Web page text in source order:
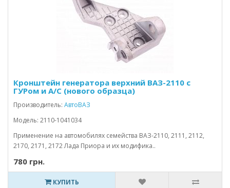
Кронштейн генератора верхний ВАЗ-2110 с
ГУРом и А/С (нового образца)
Производитель: АвтоВАЗ
Модель: 2110-1041034
Применение на автомобилях семейства ВАЗ-2110, 2111, 2112,
2170, 2171, 2172 Лада Приора и их модифика..
780 грн.
КУПИТЬ